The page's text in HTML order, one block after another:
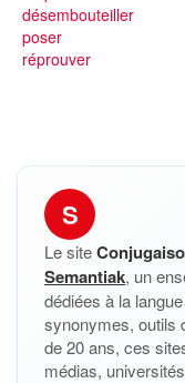
désembouteiller
poser
réprouver
S
Le site
Semantiak, un
dédiées à la
synonymes, outils
de 20 ans, ces
médias,